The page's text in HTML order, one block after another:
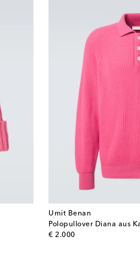
Umit Benan
Polopullover Diana aus
€ 2.000
original price